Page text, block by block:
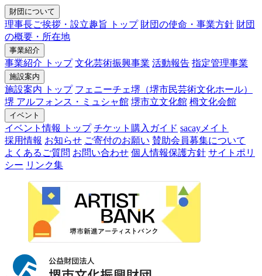
財団について
理事長ご挨拶・設立趣旨 トップ 財団の使命・事業方針 財団
の概要・所在地
事業紹介
事業紹介 トップ 文化芸術振興事業 活動報告 指定管理事業
施設案内
施設案内 トップ フェニーチェ堺（堺市民芸術文化ホール）
堺 アルフォンス・ミュシャ館 堺市立文化館 栂文化会館
イベント
イベント情報 トップ チケット購入ガイド sacayメイト
採用情報 お知らせ ご寄付のお願い 賛助会員募集について
よくあるご質問 お問い合わせ 個人情報保護方針 サイトポリ
シー リンク集